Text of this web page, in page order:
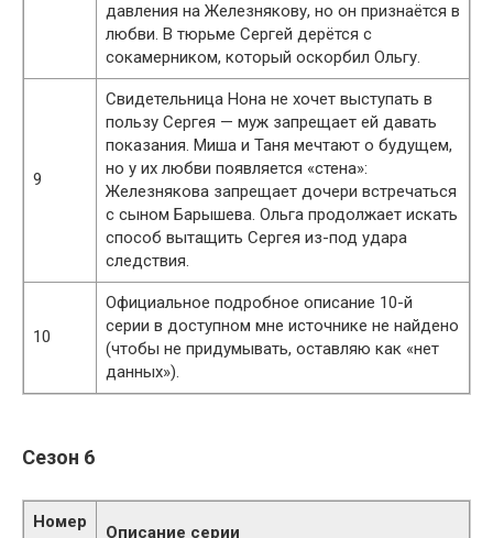
давления на Железнякову, но он признаётся в
любви. В тюрьме Сергей дерётся с
сокамерником, который оскорбил Ольгу.
9
Свидетельница Нона не хочет выступать в
пользу Сергея — муж запрещает ей давать
показания. Миша и Таня мечтают о будущем,
но у их любви появляется «стена»:
Железнякова запрещает дочери встречаться
с сыном Барышева. Ольга продолжает искать
способ вытащить Сергея из-под удара
следствия.
10
Официальное подробное описание 10-й
серии в доступном мне источнике не найдено
(чтобы не придумывать, оставляю как «нет
данных»).
Сезон 6
Номер
Описание серии